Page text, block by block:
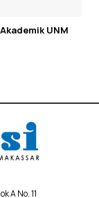
UNM
A No. 11